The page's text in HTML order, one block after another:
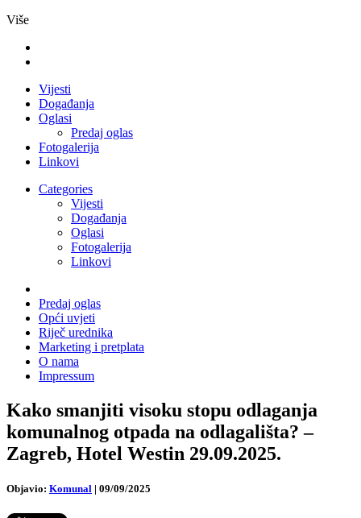
Više
Vijesti
Događanja
Oglasi
Predaj oglas
Fotogalerija
Linkovi
Categories
Vijesti
Događanja
Oglasi
Fotogalerija
Linkovi
Predaj oglas
Opći uvjeti
Riječ urednika
Marketing i pretplata
O nama
Impressum
Kako smanjiti visoku stopu odlaganja
komunalnog otpada na odlagališta? –
Zagreb, Hotel Westin 29.09.2025.
Objavio: Komunal | 09/09/2025